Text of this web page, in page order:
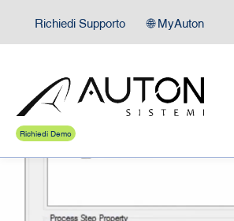
Richiedi Supporto 🌐 MyAuton
Richiedi Demo